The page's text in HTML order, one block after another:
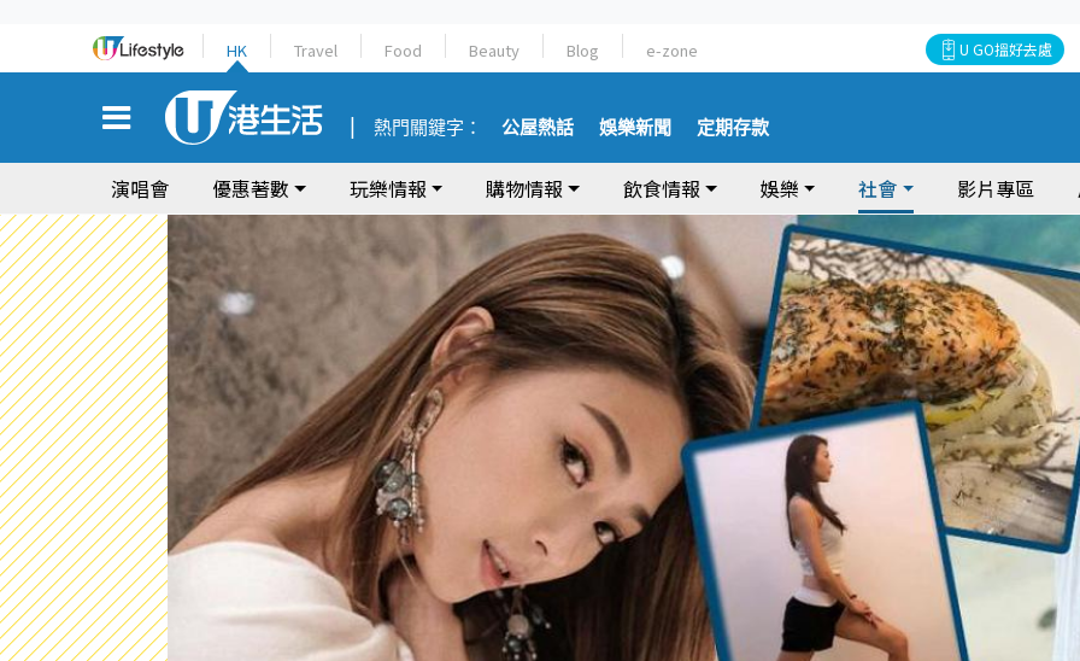
HK Travel Food Beauty Blog e-zone U GO搵好去處
熱門關鍵字： 公屋熱話 娛樂新聞 定期存款
演唱會 優惠著數 玩樂情報 購物情報 飲食情報 娛樂 社會 影片專區